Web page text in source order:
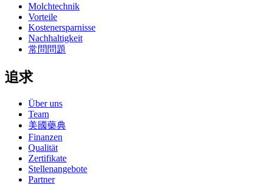
Molchtechnik
Vorteile
Kostenersparnisse
Nachhaltigkeit
常問問題
追求
Über uns
Team
美國藥典
Finanzen
Qualität
Zertifikate
Stellenangebote
Partner